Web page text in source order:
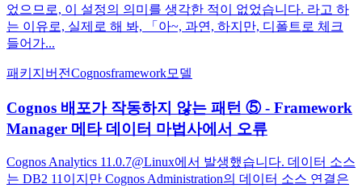
었으므로, 이 설정의 의미를 생각한 적이 없었습니다. 라고 하
는 이유로, 실제로 해 봐, 「아~, 과연, 하지만, 디폴트로 체크
들어가...
패키지 버전Cognosframework모델
Cognos 배포가 작동하지 않는 패턴 ⑤ - Framework
Manager 메타 데이터 마법사에서 오류
Cognos Analytics 11.0.7@Linux에서 발생했습니다. 데이터 소스
는 DB2 11이지만 Cognos Administration의 데이터 소스 연결은